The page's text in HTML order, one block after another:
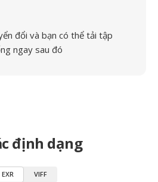
đổi và bạn có thể tải tập
ngay sau đó
định dạng
EXR VIFF